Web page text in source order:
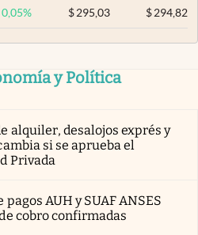
0,05% $ 295,03 $294,82
y Política
alquiler, desalojos exprés y
si se aprueba el
Privada
pagos AUH y SUAF ANSES
cobro confirmadas